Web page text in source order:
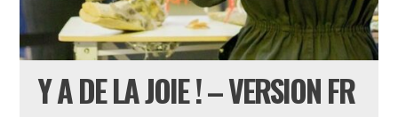
Y A DE LA JOIE ! – VERSION FR